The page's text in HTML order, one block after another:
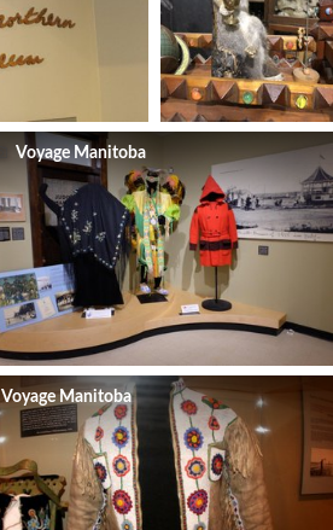
Voyage Manitoba
Voyage Manitoba